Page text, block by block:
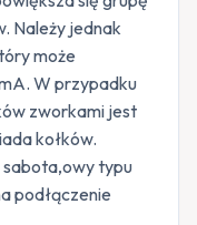
Należy jednak
może
W przypadku
zworkami jest
kołków.
sabota,owy typu
podłączenie